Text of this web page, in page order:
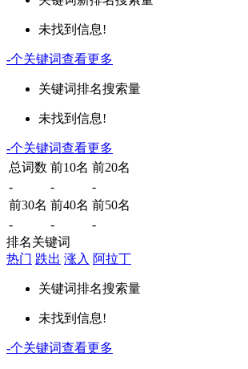
未找到信息!
-个关键词查看更多
关键词排名搜索量
未找到信息!
-个关键词查看更多
总词数 前10名 前20名
-
-
-
前30名 前40名 前50名
-
-
-
排名关键词
热门 跌出 涨入 阿拉丁
关键词排名搜索量
未找到信息!
-个关键词查看更多